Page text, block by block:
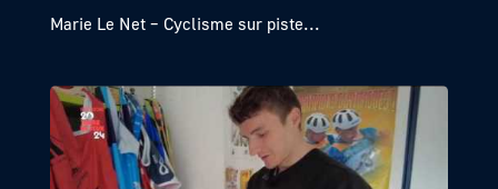
Marie Le Net – Cyclisme sur piste...